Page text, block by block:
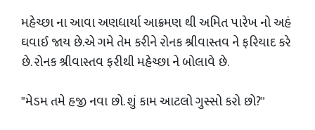
મહેચ્છા ના આવા અણધાર્યા આક્રમણ થી અમિત પારેખ નો અહં
‌ઘવાઈ જાય છે.એ ગમે તેમ કરીને રોનક શ્રીવાસ્તવ ને ફરિયાદ કરે
છે. રોનક શ્રીવાસ્તવ ફરીથી મહેચ્છા ને બોલાવે છે.
"મેડમ‌ તમે હજી નવા છો. શું કામ આટલો ગુસ્સો કરો છો?"